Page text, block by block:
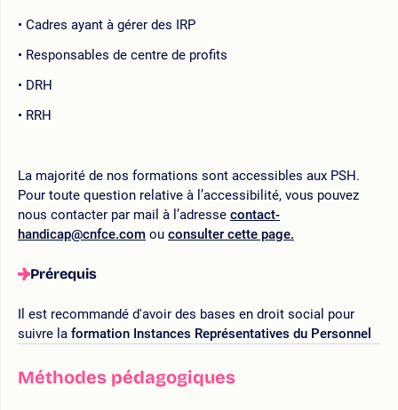
Cadres ayant à gérer des IRP
Responsables de centre de profits
DRH
RRH
La majorité de nos formations sont accessibles aux PSH.
Pour toute question relative à l’accessibilité, vous pouvez
nous contacter par mail à l’adresse contact-
handicap@cnfce.com ou consulter cette page.
Prérequis
Il est recommandé d'avoir des bases en droit social pour
suivre la formation Instances Représentatives du Personnel
Méthodes pédagogiques